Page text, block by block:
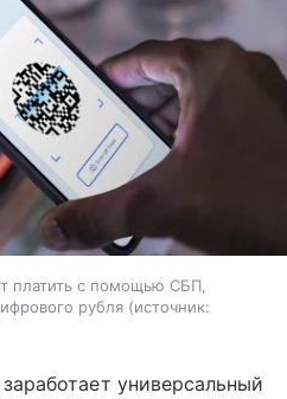
платить с помощью СБП,
рубля
источник:
универсальный